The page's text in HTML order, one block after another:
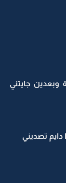
جايتني
تصديني